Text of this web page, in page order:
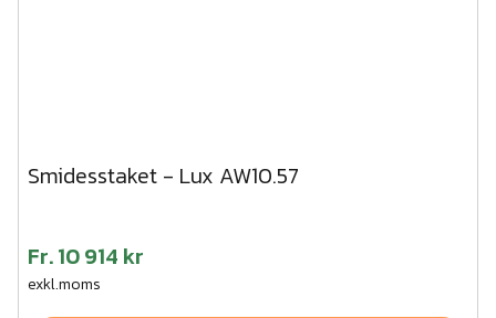
Smidesstaket - Lux AW10.57
Fr.10 914 kr
exkl.moms